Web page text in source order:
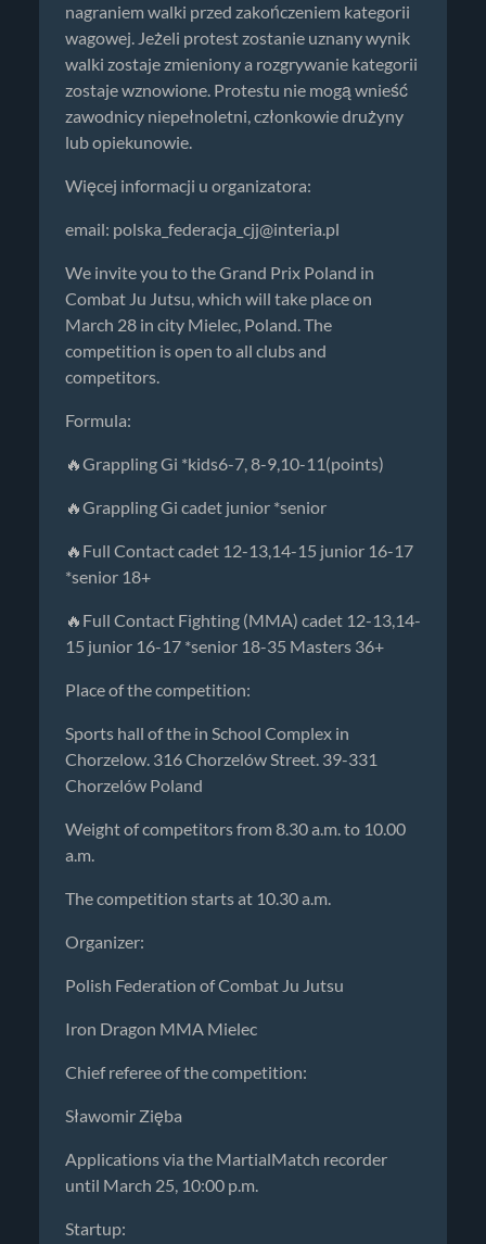
nagraniem walki przed zakończeniem kategorii
wagowej. Jeżeli protest zostanie uznany wynik
walki zostaje zmieniony a rozgrywanie kategorii
zostaje wznowione. Protestu nie mogą wnieść
zawodnicy niepełnoletni, członkowie drużyny
lub opiekunowie.
Więcej informacji u organizatora:
email: polska_federacja_cjj@interia.pl
We invite you to the Grand Prix Poland in
Combat Ju Jutsu, which will take place on
March 28 in city Mielec, Poland. The
competition is open to all clubs and
competitors.
Formula:
🔥Grappling Gi *kids6-7, 8-9,10-11(points)
🔥Grappling Gi cadet junior *senior
🔥Full Contact cadet 12-13,14-15 junior 16-17
*senior 18+
🔥Full Contact Fighting (MMA) cadet 12-13,14-
15 junior 16-17 *senior 18-35 Masters 36+
Place of the competition:
Sports hall of the in School Complex in
Chorzelow. 316 Chorzelów Street. 39-331
Chorzelów Poland
Weight of competitors from 8.30 a.m. to 10.00
a.m.
The competition starts at 10.30 a.m.
Organizer:
Polish Federation of Combat Ju Jutsu
Iron Dragon MMA Mielec
Chief referee of the competition:
Sławomir Zięba
Applications via the MartialMatch recorder
until March 25, 10:00 p.m.
Startup: